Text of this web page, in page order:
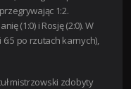
1:2.
(1:0) i Rosję (2:0). W
po rzutach karnych),
mistrzowski zdobyty